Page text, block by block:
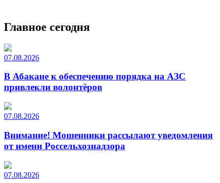
Главное сегодня
07.08.2026
В Абакане к обеспечению порядка на АЗС
привлекли волонтёров
07.08.2026
Внимание! Мошенники рассылают уведомления
от имени Россельхознадзора
07.08.2026